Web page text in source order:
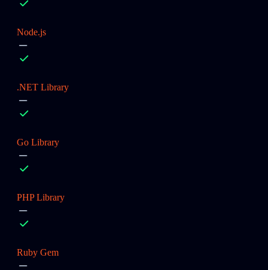
Node.js
.NET Library
Go Library
PHP Library
Ruby Gem